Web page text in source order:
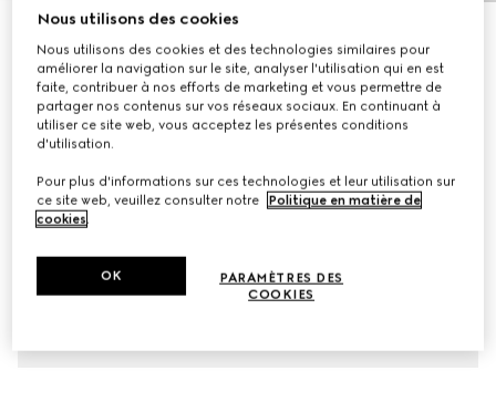
CHF 190
Déclinaisonsblanc
Nous utilisons des cookies
Nous utilisons des cookies et des technologies similaires pour
améliorer la navigation sur le site, analyser l'utilisation qui en est
faite, contribuer à nos efforts de marketing et vous permettre de
partager nos contenus sur vos réseaux sociaux. En continuant à
utiliser ce site web, vous acceptez les présentes conditions
d'utilisation.
Pour plus d'informations sur ces technologies et leur utilisation sur
ce site web, veuillez consulter notre
Politique en matière de
cookies.
PARAMÈTRES DES
COOKIES
OK